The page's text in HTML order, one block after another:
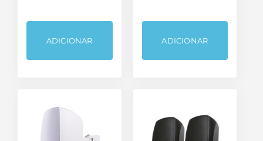
ADICIONAR ADICIONAR